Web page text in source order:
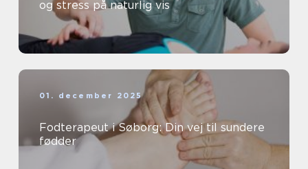
og stress på naturlig vis
01. december 2025
Fodterapeut i Søborg: Din vej til sundere
fødder